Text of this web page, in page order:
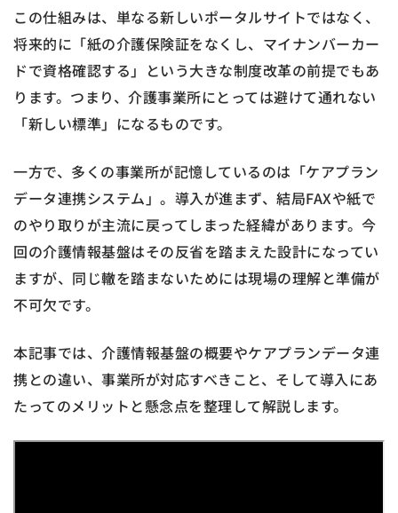
この仕組みは、単なる新しいポータルサイトではなく、
将来的に「紙の介護保険証をなくし、マイナンバーカー
ドで資格確認する」という大きな制度改革の前提でもあ
ります。つまり、介護事業所にとっては避けて通れない
「新しい標準」になるものです。
一方で、多くの事業所が記憶しているのは「ケアプラン
データ連携システム」。導入が進まず、結局FAXや紙で
のやり取りが主流に戻ってしまった経緯があります。今
回の介護情報基盤はその反省を踏まえた設計になってい
ますが、同じ轍を踏まないためには現場の理解と準備が
不可欠です。
本記事では、介護情報基盤の概要やケアプランデータ連
携との違い、事業所が対応すべきこと、そして導入にあ
たってのメリットと懸念点を整理して解説します。